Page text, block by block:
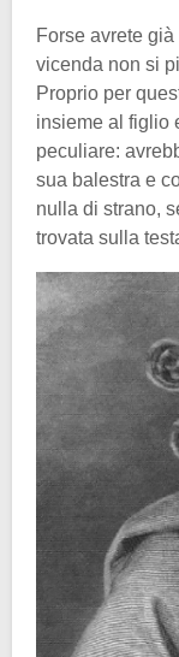
Forse avrete
vicenda non si
Proprio per
insieme al figlio
peculiare:
sua balestra e
nulla di strano,
trovata sulla